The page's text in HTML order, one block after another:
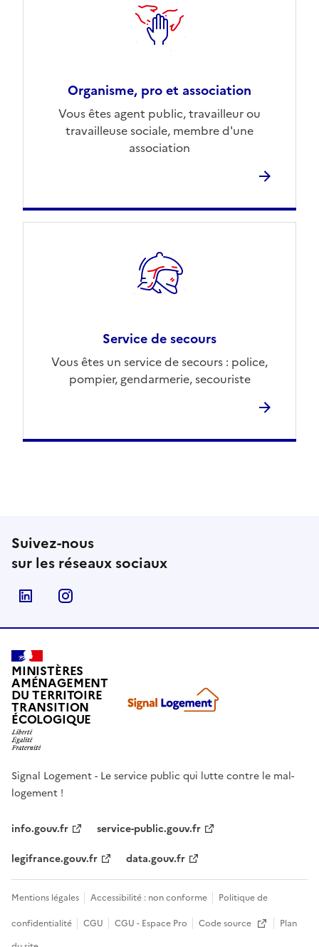
Organisme, pro et association
Vous êtes agent public, travailleur ou
travailleuse sociale, membre d'une
association
Service de secours
Vous êtes un service de secours : police,
pompier, gendarmerie, secouriste
Suivez-nous
sur les réseaux sociaux
Linkedin
MINISTÈRES
AMÉNAGEMENT
DU TERRITOIRE
TRANSITION
ÉCOLOGIQUE
Signal Logement - Le service public qui lutte contre le mal-
logement !
info.gouv.fr
service-public.gouv.fr
legifrance.gouv.fr
data.gouv.fr
Mentions légales Accessibilité : non conforme
Politique de
confidentialité
CGU CGU - Espace Pro
Code source
Ouvre une nouvelle fenêtre
Plan